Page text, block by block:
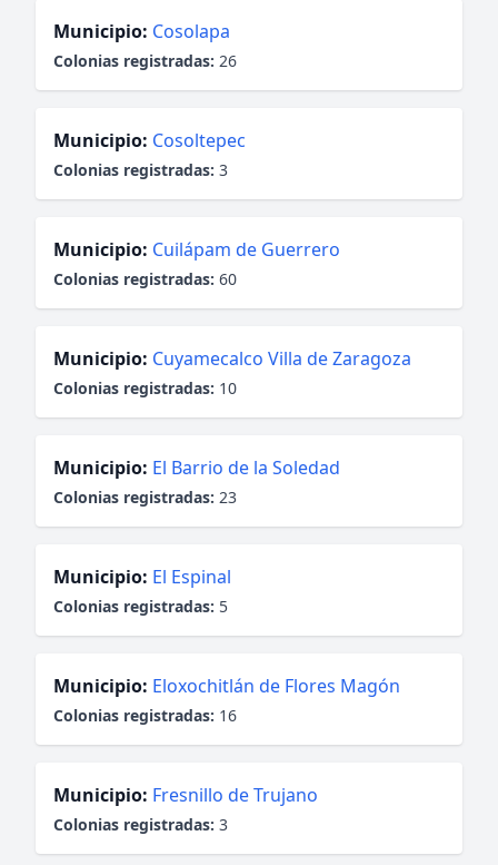
Municipio: Cosolapa
Colonias registradas: 26
Municipio: Cosoltepec
Colonias registradas: 3
Municipio: Cuilápam de Guerrero
Colonias registradas: 60
Municipio: Cuyamecalco Villa de Zaragoza
Colonias registradas: 10
Municipio: El Barrio de la Soledad
Colonias registradas: 23
Municipio: El Espinal
Colonias registradas: 5
Municipio: Eloxochitlán de Flores Magón
Colonias registradas: 16
Municipio: Fresnillo de Trujano
Colonias registradas: 3